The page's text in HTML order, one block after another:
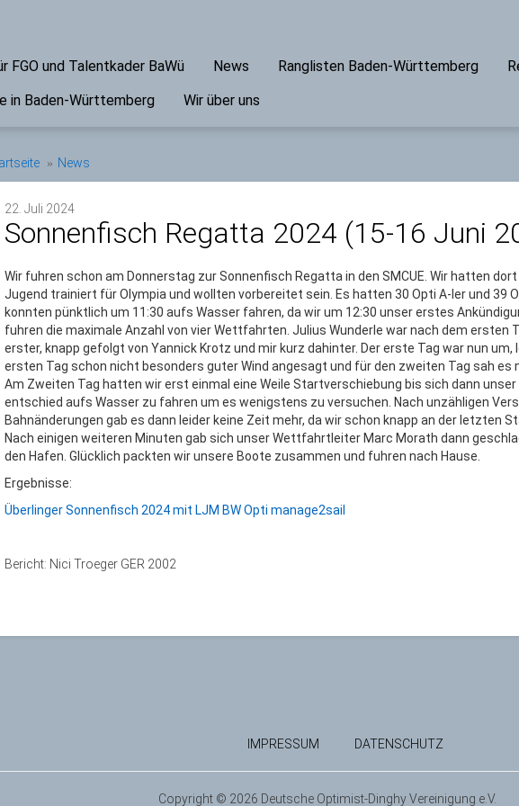
FGO und Talentkader BaWü News Ranglisten Baden-Württemberg
in Baden-Württemberg Wir über uns
News
22. Juli 2024
Sonnenfisch Regatta 2024 (15-16 Juni
Wir fuhren schon am Donnerstag zur Sonnenfisch Regatta in den SMCUE. Wir hatten
Jugend trainiert für Olympia und wollten vorbereitet sein. Es hatten 30 Opti A-ler und 39
konnten pünktlich um 11:30 aufs Wasser fahren, da wir um 12:30 unser erstes
fuhren die maximale Anzahl von vier Wettfahrten. Julius Wunderle war nach dem ersten
erster, knapp gefolgt von Yannick Krotz und mir kurz dahinter. Der erste Tag war nun um,
ersten Tag schon nicht besonders guter Wind angesagt und für den zweiten Tag sah es
Am Zweiten Tag hatten wir erst einmal eine Weile Startverschiebung bis sich dann
entschied aufs Wasser zu fahren um es wenigstens zu versuchen. Nach unzähligen
Bahnänderungen gab es dann leider keine Zeit mehr, da wir schon knapp an der letzten
Nach einigen weiteren Minuten gab sich unser Wettfahrtleiter Marc Morath dann
den Hafen. Glücklich packten wir unsere Boote zusammen und fuhren nach Hause.
Ergebnisse:
Überlinger Sonnenfisch 2024 mit LJM BW Opti manage2sail
Bericht: Nici Troeger GER 2002
IMPRESSUM DATENSCHUTZ
Copyright © 2026 Deutsche Optimist-Dinghy Vereinigung e.V.